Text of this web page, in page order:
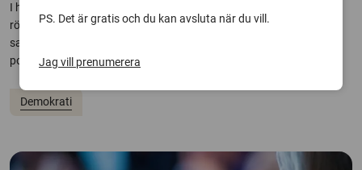
I höstens val kan AI och Tiktok komma att påverka hur svenskarna
röstar. Men det är inte första gången ny teknik påverkar
samhällsutvecklingen när det gäller demokrati och frihet – både i
positiv och negativ riktning.
Demokrati
PS. Det är gratis och du kan avsluta när du vill.
Jag vill prenumerera